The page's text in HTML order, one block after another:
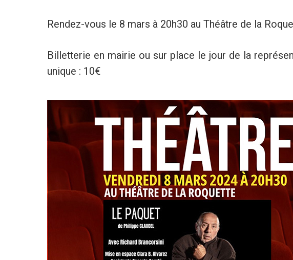
Rendez-vous le 8 mars à 20h30 au Théâtre de la
Billetterie en mairie ou sur place le jour de la
unique : 10€